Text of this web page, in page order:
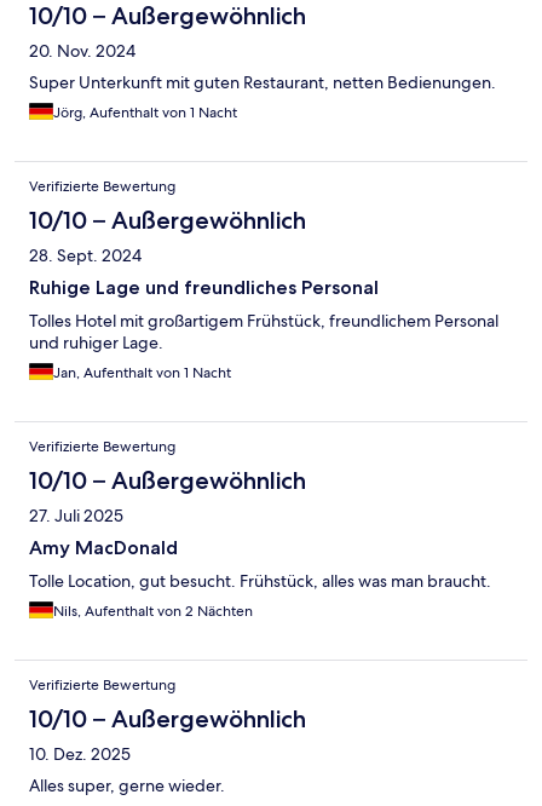
10/10 – Außergewöhnlich
20. Nov. 2024
Super Unterkunft mit guten Restaurant, netten Bedienungen.
Jörg, Aufenthalt von 1 Nacht
Verifizierte Bewertung
10/10 – Außergewöhnlich
28. Sept. 2024
Ruhige Lage und freundliches Personal
Tolles Hotel mit großartigem Frühstück, freundlichem Personal
und ruhiger Lage.
Jan, Aufenthalt von 1 Nacht
Verifizierte Bewertung
10/10 – Außergewöhnlich
27. Juli 2025
Amy MacDonald
Tolle Location, gut besucht. Frühstück, alles was man braucht.
Nils, Aufenthalt von 2 Nächten
Verifizierte Bewertung
10/10 – Außergewöhnlich
10. Dez. 2025
Alles super, gerne wieder.